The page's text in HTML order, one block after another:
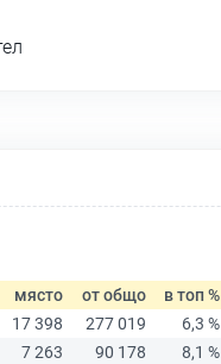
място от общо в топ %
17 398 277 019 6,3 %
7 263 90 178 8,1 %